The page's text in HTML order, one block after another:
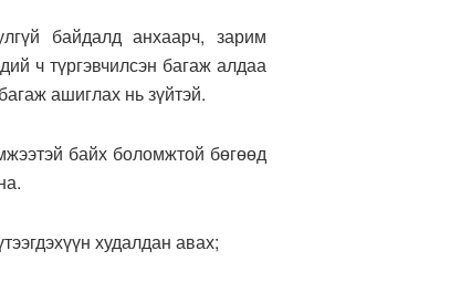
байдалд анхаарч, зарим
ч түргэвчилсэн багаж алдаа
ашиглах нь зүйтэй.
байх боломжтой бөгөөд
худалдан авах;